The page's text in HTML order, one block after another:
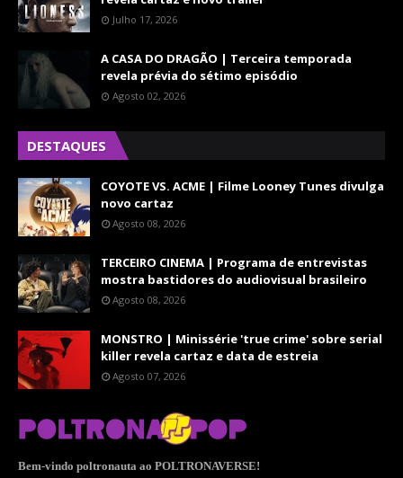
Julho 17, 2026
A CASA DO DRAGÃO | Terceira temporada
revela prévia do sétimo episódio
Agosto 02, 2026
DESTAQUES
COYOTE VS. ACME | Filme Looney Tunes divulga
novo cartaz
Agosto 08, 2026
TERCEIRO CINEMA | Programa de entrevistas
mostra bastidores do audiovisual brasileiro
Agosto 08, 2026
MONSTRO | Minissérie 'true crime' sobre serial
killer revela cartaz e data de estreia
Agosto 07, 2026
Bem-vindo poltronauta ao POLTRONAVERSE!